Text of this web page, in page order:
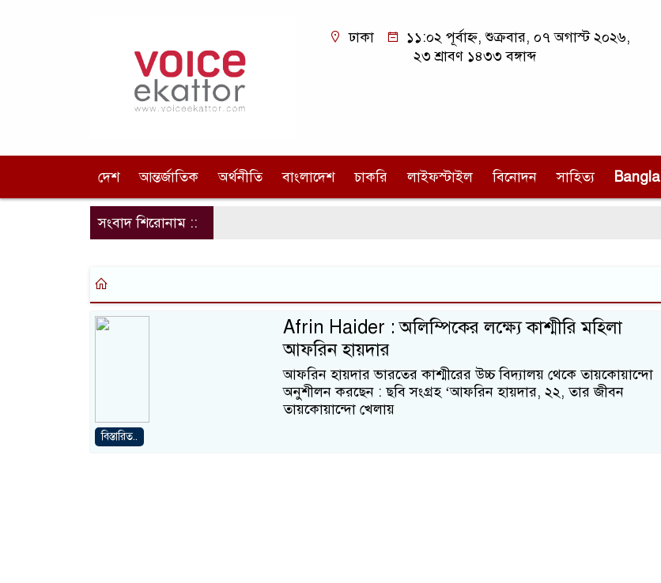
ঢাকা
১১:০২ পূর্বাহ্ন, শুক্রবার, ০৭ অগাস্ট ২০২৬,
২৩ শ্রাবণ ১৪৩৩ বঙ্গাব্দ
দেশ আন্তর্জাতিক অর্থনীতি বাংলাদেশ চাকরি লাইফস্টাইল বিনোদন সাহিত্য Bangla
সংবাদ শিরোনাম ::
Afrin Haider : অলিম্পিকের লক্ষ্যে কাশ্মীরি মহিলা
আফরিন হায়দার
আফরিন হায়দার ভারতের কাশ্মীরের উচ্চ বিদ্যালয় থেকে তায়কোয়ান্দো
অনুশীলন করছেন : ছবি সংগ্রহ ‘আফরিন হায়দার, ২২, তার জীবন
তায়কোয়ান্দো খেলায়
বিস্তারিত..